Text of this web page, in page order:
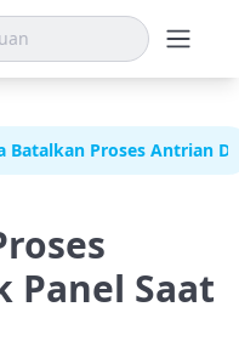
Batalkan Proses Antrian
Panel Saat